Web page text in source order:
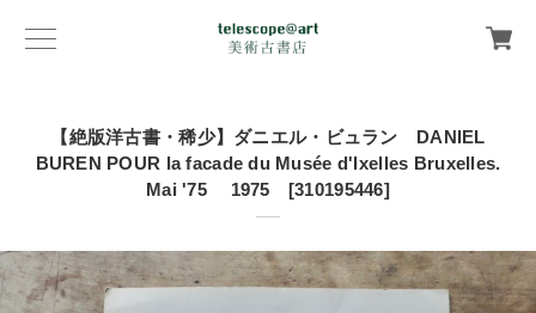
【絶版洋古書・稀少】ダニエル・ビュラン DANIEL
BUREN POUR la facade du Musée d'Ixelles Bruxelles.
Mai '75 1975 [310195446]